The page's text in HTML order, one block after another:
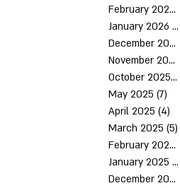
February 2026
January 2026 (5)
December 2025
November 2025
October 2025(6)
May 2025 (7)
April 2025 (4)
March 2025 (5)
February 2025
January 2025 (7)
December 2024